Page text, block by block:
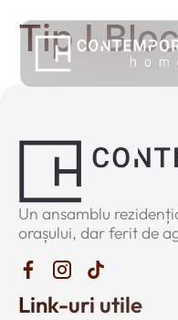
Tip I
Un ansamblu
orașului, dar ferit de
Link-uri utile